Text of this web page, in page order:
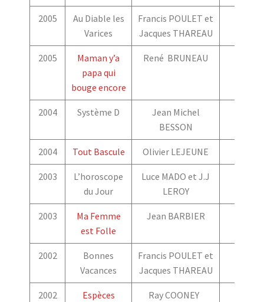
2005
Au Diable les
Varices
Francis POULET et
Jacques THAREAU
2005
Maman y’a
papa qui
bouge encore
René BRUNEAU
2004 Système D
Jean Michel
BESSON
2004 Tout Bascule Olivier LEJEUNE
2003
L’horoscope
du Jour
Luce MADO et J.J
LEROY
2003
Ma Femme
est Folle
Jean BARBIER
2002
Bonnes
Vacances
Francis POULET et
Jacques THAREAU
2002
Espèces
Ray COONEY